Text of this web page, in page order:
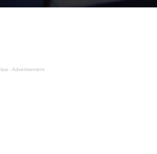
- Advertisement